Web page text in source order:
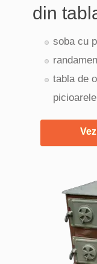
din
soba cu
tabla de